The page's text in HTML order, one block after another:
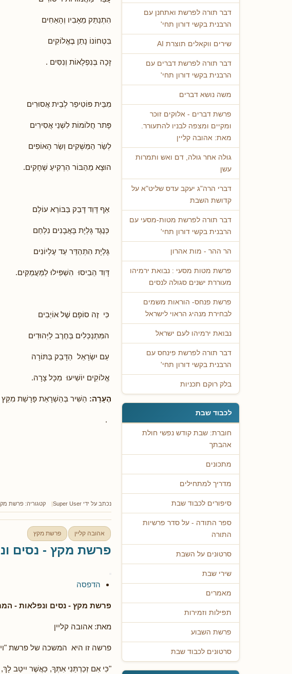
דבר תורה לפרשת ואתחנן עם
הרבנית בקשי דורון תחי'
שירים ווקאלים תוצרת AI
דבר תורה לפרשת דברים עם
הרבנית בקשי דורון תחי'
משה נושא דברים
פרשת דברים - אלוקים זוכר
ומקיים ומצפה לבניו להתעורר.
מאת: אהובה קליין
גולה אחר גולה, דם ואש ותמרות
עשן
דברי הרה"ג יעקב עדס שליט"א על
קדושת השבת
דבר תורה לפרשת מטות-מסעי עם
הרבנית בקשי דורון תחי'
הר ההר - מות אהרון
פרשת מטות מסעי : נבואת ירמיהו
מעוררת ישנים סגולה לנסים
פרשת פנחס- הוראות משמים
לבחירת מנהיג הראוי לישראל
נבואת ירמיהו לעם ישראל
דבר תורה לפרשת פינחס עם
הרבנית בקשי דורון תחי'
בלק רוקם תכניות
לכבוד שבת
חוברת: שבת קודש נפשי חולת
אהבתך
מתכונים
מדריך למתחילים
סיפורים לכבוד שבת
ספר התודה - על סדר פרשיות
התורה
סרטונים על השבת
שירי שבת
מאמרים
תפילות וזמירות
פרשת השבוע
סרטונים לכבוד שבת
הִתְנַתֵּק מֵאָבִיו וְהָאַחִים
בִּטְחוֹנוֹ נָתַן בֶּאֱלוֹקִים
זָכָה בְּנִפְלָאוֹת וְנִסִּים .
מִבֵּית פּוֹטִיפַר לְבֵית אֲסוּרִים
פָּתר חֲלוֹמוֹת לִשְׁנֵי אֲסִירִים
לְשַׂר הַמַּשְׁקִים וְשַׂר הָאוֹפִים
הוּצָא מֵהַבּוֹר הִרְקִיעַ שְׁחָקִים.
אַף דָּוִד דָּבַק בַּבּוֹרֵא עוֹלָם
כְּנֶגֶד גָּלְיָת בָּאֲבָנִים נִלְחַם
גָּלְיָת הִתְהַדֵּר עַד עֶלְיוֹנִים
דָּוִד הֵבִיסוּ הִשְׁפִּילוּ לַמַּעֲמַקִּים.
כִּי זֶה סוֹפָם שֶׁל אוֹיְבִים
המִּתְנַכְּלִים בְּחֶרֶב לַיְּהוּדִים
עַם יִשְׂרָאֵל הַדָּבֵק בַּתּוֹרָה
אֱלוֹקִים יוֹשִׁיעוּ מִכָּל צָרָה.
הֶעָרָה: הַשִּׁיר בְּהַשְׁרָאַת פָּרָשַׁת מִקֵּץ
.
נכתב על ידי Super User קטגוריה: פרשת
אהובה קליין פרשת מקץ
פרשת מקץ - נסים
הדפסה
פרשת מקץ - נסים ונפלאות -
מאת: אהובה קליין
פרשה זו היא המשכה של פרשת
"כִּי אִם זְכַרְתַּנִי אִתְּךָ, כַּאֲשֶׁר יִיטַב